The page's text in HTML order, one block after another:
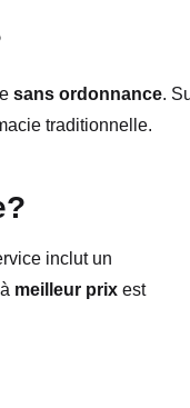
sans ordonnance.
traditionnelle.
inclut un
meilleur prix est